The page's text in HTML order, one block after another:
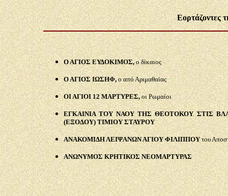
Εορτάζοντες
Ο ΑΓΙΟΣ ΕΥΔΟΚΙΜΟΣ,ο δίκαιος
Ο ΑΓΙΟΣ ΙΩΣΗΦ,ο από Αριμαθαίας
ΟΙ ΑΓΙΟΙ 12 ΜΑΡΤΥΡΕΣ,οι Ρωμαίοι
ΕΓΚΑΙΝΙΑ ΤΟΥ ΝΑΟΥ ΤΗΣ ΘΕΟΤΟΚΟΥ ΣΤΙΣ
(ΕΞΟΔΟΥ) ΤΙΜΙΟΥ ΣΤΑΥΡΟΥ
ΑΝΑΚΟΜΙΔΗ ΛΕΙΨΑΝΩΝ ΑΓΙΟΥ ΦΙΛΙΠΠΟΥτου
ΑΝΩΝΥΜΟΣ ΚΡΗΤΙΚΟΣ ΝΕΟΜΑΡΤΥΡΑΣ